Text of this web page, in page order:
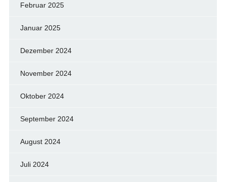
Februar 2025
Januar 2025
Dezember 2024
November 2024
Oktober 2024
September 2024
August 2024
Juli 2024